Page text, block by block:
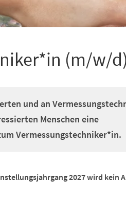
(m/w/d)
und an
Menschen eine
Vermessungstechniker*in.
2027 wird kein